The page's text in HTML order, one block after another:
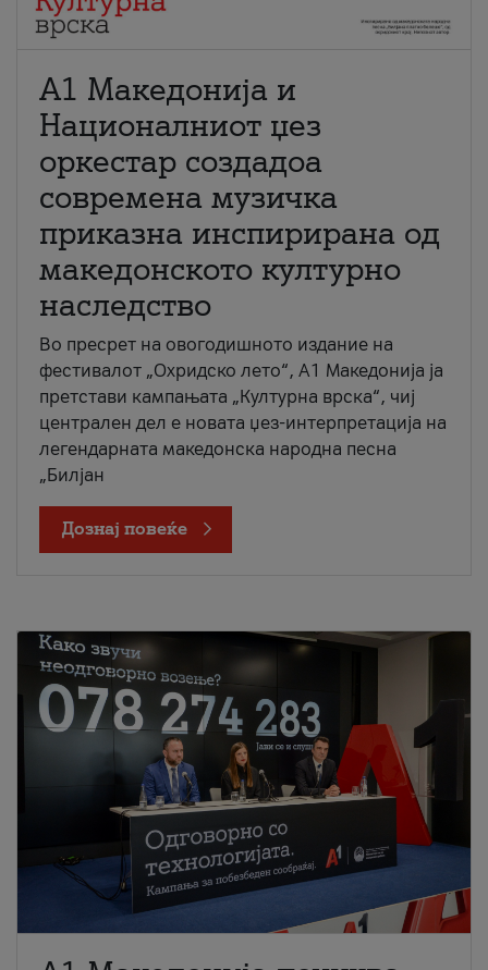
А1 Македонија и
Националниот џез
оркестар создадоа
современа музичка
приказна инспирирана од
македонското културно
наследство
Во пресрет на овогодишното издание на
фестивалот „Охридско лето“, А1 Македонија ја
претстави кампањата „Културна врска“, чиј
централен дел е новата џез-интерпретација на
легендарната македонска народна песна
„Билјан
Дознај повеќе